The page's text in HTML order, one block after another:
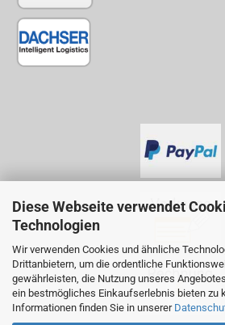
Diese Webseite verwendet
Technologien
Wir verwenden Cookies und ähnliche
Drittanbietern, um die ordentliche
gewährleisten, die Nutzung unseres
ein bestmögliches Einkaufserlebnis bieten zu
Informationen finden Sie in unserer